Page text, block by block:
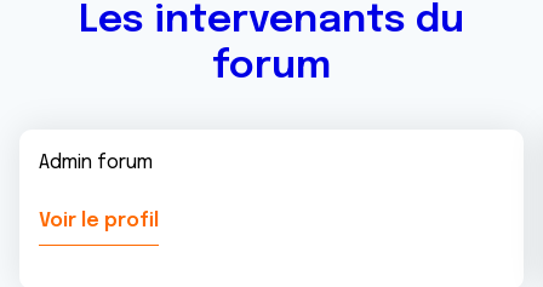
Les intervenants du
forum
Admin forum
Voir le profil